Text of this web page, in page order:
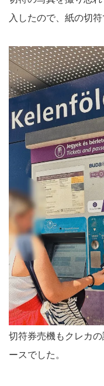
入したので、紙の切符
切符券売機もクレカ
ースでした。